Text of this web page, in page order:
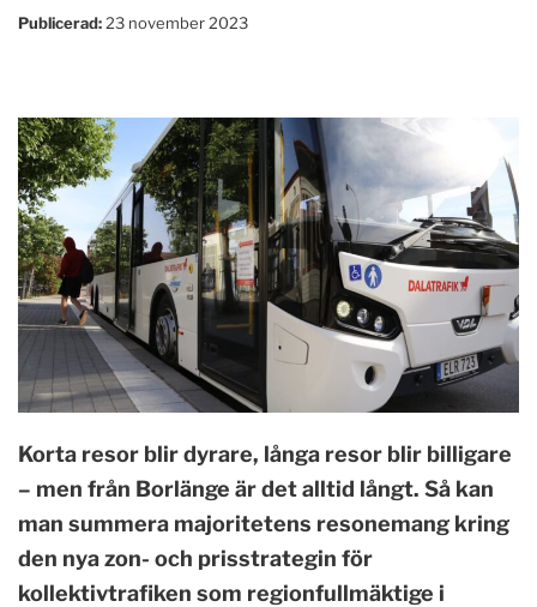
Publicerad: 23 november 2023
Korta resor blir dyrare, långa resor blir billigare
– men från Borlänge är det alltid långt. Så kan
man summera majoritetens resonemang kring
den nya zon- och prisstrategin för
kollektivtrafiken som regionfullmäktige i